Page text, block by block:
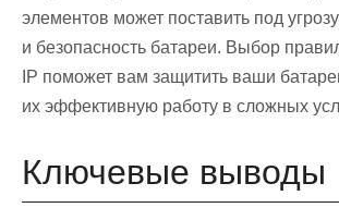
элементов может поставить под
и безопасность батареи. Выбор
IP поможет вам защитить ваши
их эффективную работу в сложных
Ключевые выводы